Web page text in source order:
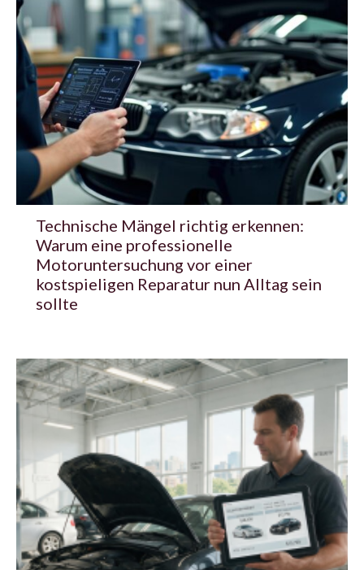
Technische Mängel richtig erkennen:
Warum eine professionelle
Motoruntersuchung vor einer
kostspieligen Reparatur nun Alltag sein
sollte